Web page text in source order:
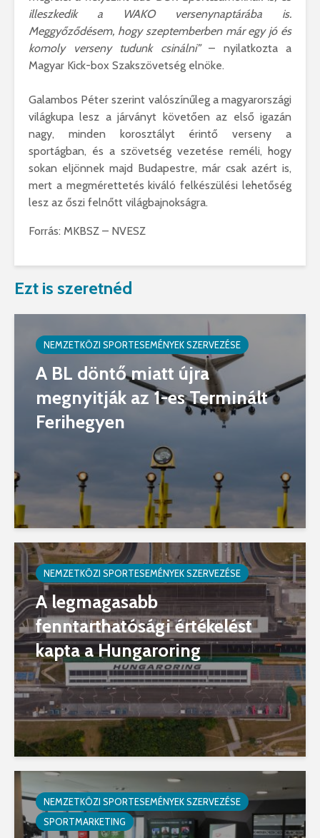
illeszkedik a WAKO versenynaptárába is.
Meggyőződésem, hogy szeptemberben már egy jó és
komoly verseny tudunk csinálni”– nyilatkozta a
Magyar Kick-box Szakszövetség elnöke.
Galambos Péter szerint valószínűleg a magyarországi
világkupa lesz a járványt követően az első igazán
nagy, minden korosztályt érintő verseny a
sportágban, és a szövetség vezetése reméli, hogy
sokan eljönnek majd Budapestre, már csak azért is,
mert a megmérettetés kiváló felkészülési lehetőség
lesz az őszi felnőtt világbajnokságra.
Forrás: MKBSZ – NVESZ
Ezt is szeretnéd
NEMZETKÖZI SPORTESEMÉNYEK SZERVEZÉSE
A BL döntő miatt újra
megnyitják az 1-es Terminált
Ferihegyen
NEMZETKÖZI SPORTESEMÉNYEK SZERVEZÉSE
A legmagasabb
fenntarthatósági értékelést
kapta a Hungaroring
NEMZETKÖZI SPORTESEMÉNYEK SZERVEZÉSE
SPORTMARKETING